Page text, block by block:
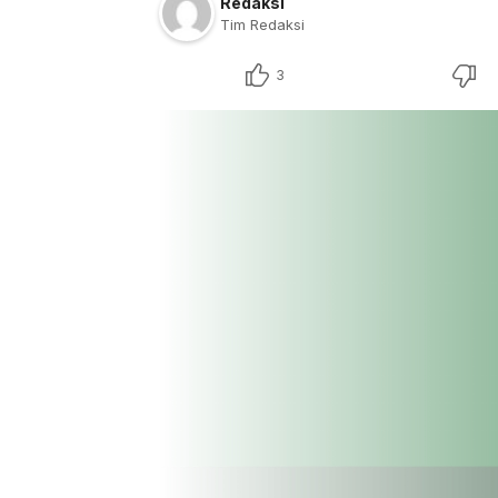
Tim Redaksi
3